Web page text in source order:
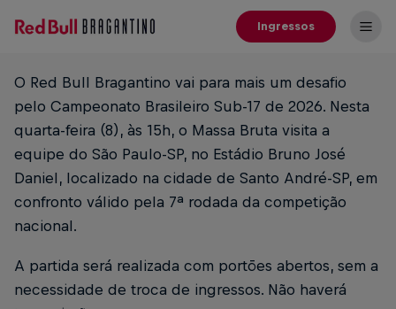
Ingressos
O Red Bull Bragantino vai para mais um desafio
pelo Campeonato Brasileiro Sub-17 de 2026. Nesta
quarta-feira (8), às 15h, o Massa Bruta visita a
equipe do São Paulo-SP, no Estádio Bruno José
Daniel, localizado na cidade de Santo André-SP, em
confronto válido pela 7ª rodada da competição
nacional.
A partida será realizada com portões abertos, sem a
necessidade de troca de ingressos. Não haverá